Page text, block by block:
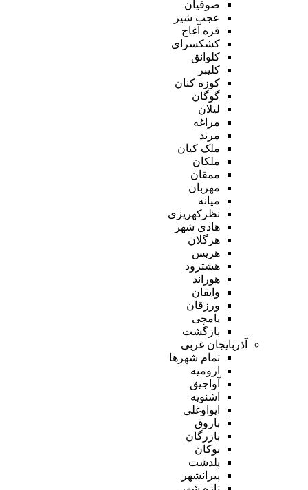
صوفیان
عجب شیر
قره آغاج
کشکسرای
کلوانق
کلیبر
کوزه کنان
گوگان
لیلان
مراغه
مرند
ملک کیان
ملکان
ممقان
مهربان
میانه
نظرکهریزی
هادی شهر
هرگلان
هریس
هشترود
هوراند
وایقان
ورزقان
یامچی
بازگشت
آذربایجان غربی
تمام شهر‌ها
ارومیه
آواجیق
اشنویه
ایواوغلی
باروق
بازرگان
بوکان
پلدشت
پیرانشهر